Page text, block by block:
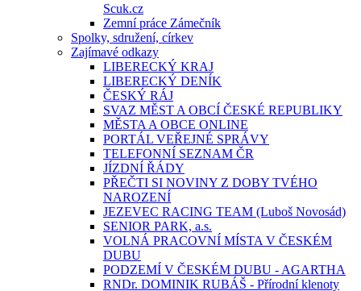
Scuk.cz
Zemní práce Zámečník
Spolky, sdružení, církev
Zajímavé odkazy
LIBERECKÝ KRAJ
LIBERECKÝ DENÍK
ČESKÝ RÁJ
SVAZ MĚST A OBCÍ ČESKÉ REPUBLIKY
MĚSTA A OBCE ONLINE
PORTÁL VEŘEJNÉ SPRÁVY
TELEFONNÍ SEZNAM ČR
JÍZDNÍ ŘÁDY
PŘEČTI SI NOVINY Z DOBY TVÉHO
NAROZENÍ
JEZEVEC RACING TEAM (Luboš Novosád)
SENIOR PARK, a.s.
VOLNÁ PRACOVNÍ MÍSTA V ČESKÉM
DUBU
PODZEMÍ V ČESKÉM DUBU - AGARTHA
RNDr. DOMINIK RUBÁŠ - Přírodní klenoty